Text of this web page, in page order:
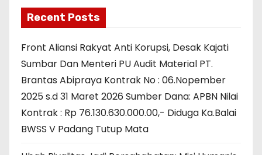
Recent Posts
Front Aliansi Rakyat Anti Korupsi, Desak Kajati
Sumbar Dan Menteri PU Audit Material PT.
Brantas Abipraya Kontrak No : 06.Nopember
2025 s.d 31 Maret 2026 Sumber Dana: APBN Nilai
Kontrak : Rp 76.130.630.000.00,- Diduga Ka.Balai
BWSS V Padang Tutup Mata